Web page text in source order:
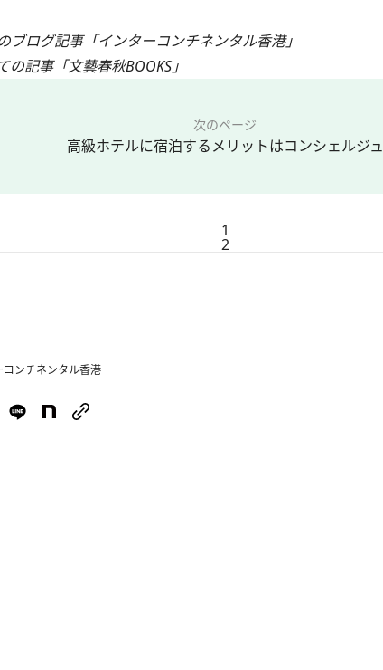
ブログ記事「インターコンチネンタル香港」
記事「文藝春秋BOOKS」
次のページ
高級ホテルに宿泊するメリットはコンシェルジュ
1
2
ンチネンタル香港